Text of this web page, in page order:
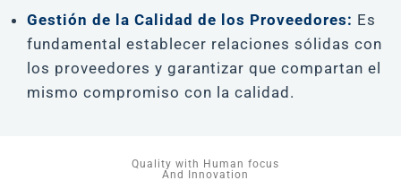
Gestión de la Calidad de los Proveedores: Es
fundamental establecer relaciones sólidas con
los proveedores y garantizar que compartan el
mismo compromiso con la calidad.
Quality with Human focus
And Innovation